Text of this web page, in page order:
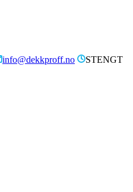
info@dekkproff.no
STENGT